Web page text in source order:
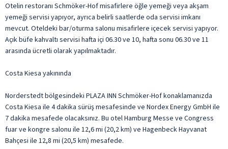
Otelin restoranı Schmöker-Hof misafirlere öğle yemeği veya akşam
yemeği servisi yapıyor, ayrıca belirli saatlerde oda servisi imkanı
mevcut. Oteldeki bar/oturma salonu misafirlere içecek servisi yapıyor.
Açık büfe kahvaltı servisi hafta içi 06.30 ve 10, hafta sonu 06.30 ve 11
arasında ücretli olarak yapılmaktadır.
Costa Kiesa yakınında
Norderstedt bölgesindeki PLAZA INN Schmöker-Hof konaklamanızda
Costa Kiesa ile 4 dakika sürüş mesafesinde ve Nordex Energy GmbH ile
7 dakika mesafede olacaksınız. Bu otel Hamburg Messe ve Congress
fuar ve kongre salonu ile 12,6 mi (20,2 km) ve Hagenbeck Hayvanat
Bahçesi ile 12,8 mi (20,5 km) mesafede.